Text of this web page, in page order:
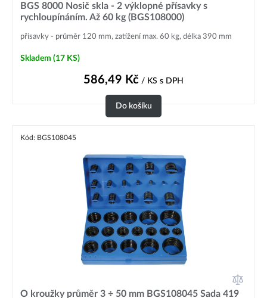
BGS 8000 Nosič skla - 2 výklopné přísavky s
rychloupínáním. Až 60 kg (BGS108000)
přísavky - průměr 120 mm, zatížení max. 60 kg, délka 390 mm
Skladem (17 KS)
586,49 Kč / KS s DPH
Do košíku
Kód: BGS108045
O kroužky průměr 3 ÷ 50 mm BGS108045 Sada 419